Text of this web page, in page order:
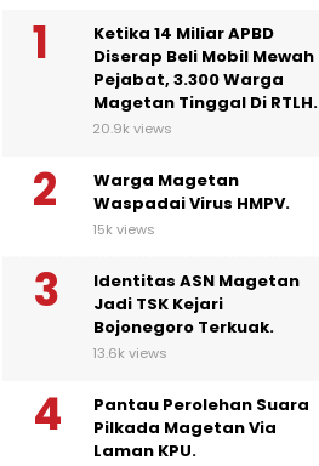
Ketika 14 Miliar APBD
Diserap Beli Mobil Mewah
Pejabat, 3.300 Warga
Magetan Tinggal Di RTLH.
20.9k views
Warga Magetan
Waspadai Virus HMPV.
15k views
Identitas ASN Magetan
Jadi TSK Kejari
Bojonegoro Terkuak.
13.6k views
Pantau Perolehan Suara
Pilkada Magetan Via
Laman KPU.